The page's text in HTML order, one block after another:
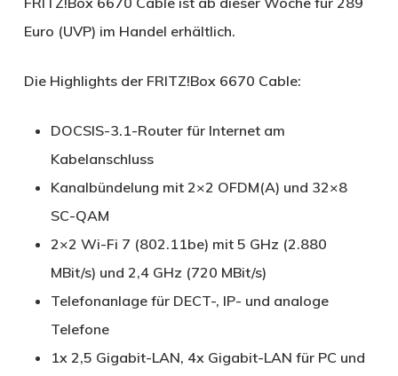
Euro (UVP) im Handel erhältlich.
Die Highlights der FRITZ!Box 6670 Cable:
DOCSIS-3.1-Router für Internet am
Kabelanschluss
Kanalbündelung mit 2×2 OFDM(A) und 32×8
SC-QAM
2×2 Wi-Fi 7 (802.11be) mit 5 GHz (2.880
MBit/s) und 2,4 GHz (720 MBit/s)
Telefonanlage für DECT-, IP- und analoge
Telefone
1x 2,5 Gigabit-LAN, 4x Gigabit-LAN für PC und